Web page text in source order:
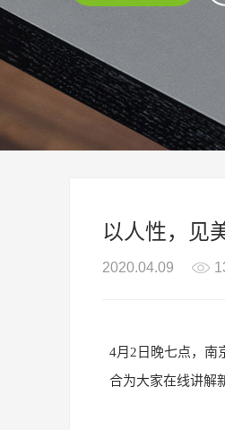
以人性，见
2020.04.09
4月2日晚七点，南
合为大家在线讲解